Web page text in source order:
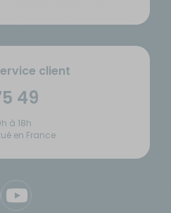
client
49
à 18h
en France